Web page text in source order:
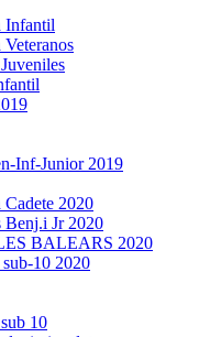
Infantil
Inf-Junior 2019
2020
Benj.i Jr 2020
BALEARS 2020
10 2020
10